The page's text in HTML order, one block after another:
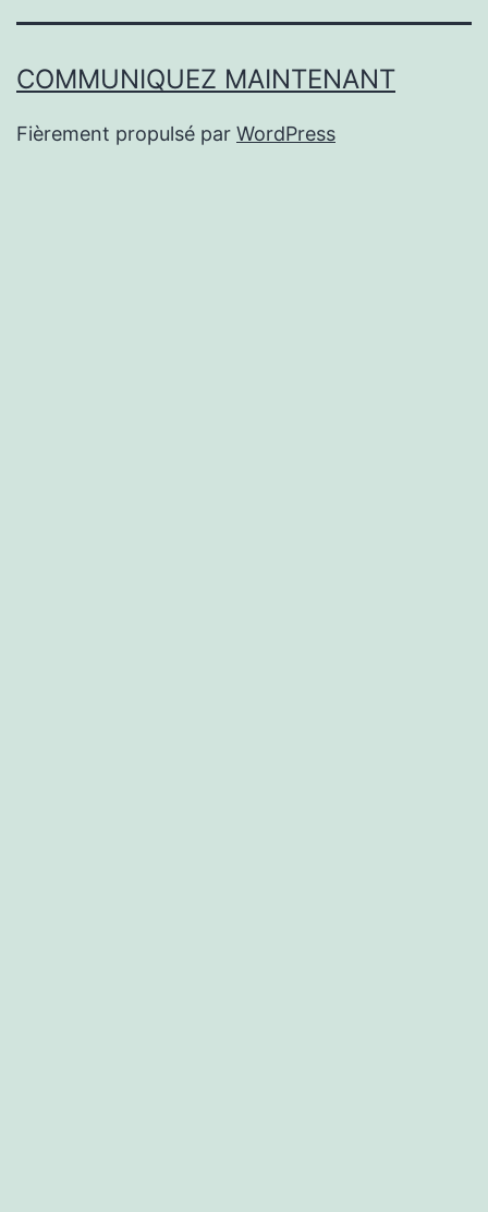
COMMUNIQUEZ MAINTENANT
Fièrement propulsé par WordPress